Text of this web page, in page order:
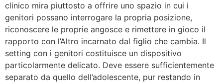
clinico mira piuttosto a offrire uno spazio in cui i
genitori possano interrogare la propria posizione,
riconoscere le proprie angosce e rimettere in gioco il
rapporto con l’Altro incarnato dal figlio che cambia. Il
setting con i genitori costituisce un dispositivo
particolarmente delicato. Deve essere sufficientemente
separato da quello dell’adolescente, pur restando in